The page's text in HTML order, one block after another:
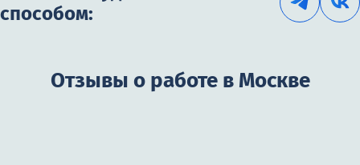
способом:
Отзывы о работе в Москве